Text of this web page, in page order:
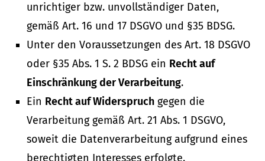
unrichtiger bzw. unvollständiger Daten,
gemäß Art. 16 und 17 DSGVO und §35 BDSG.
Unter den Voraussetzungen des Art. 18 DSGVO
oder §35 Abs. 1 S. 2 BDSG ein Recht auf
Einschränkung der Verarbeitung.
Ein Recht auf Widerspruch gegen die
Verarbeitung gemäß Art. 21 Abs. 1 DSGVO,
soweit die Datenverarbeitung aufgrund eines
berechtigten Interesses erfolgte.